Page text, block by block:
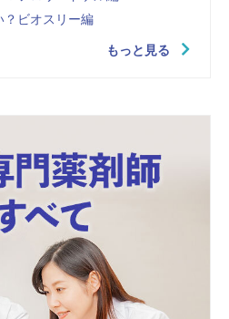
？ビオスリー編
もっと見る